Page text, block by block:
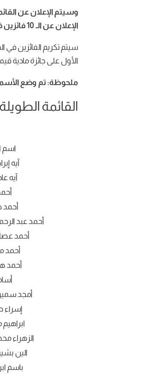
الإعلان عن الـ 10 فائزين في حفل توزيع جوائز iRead AWARDS.
سيتم تكريم الفائزين
الأول على جائزة مادية قيمتها 25,000 جنيهًا
ملحوظة: تم وضع
القائمة
اسم
آيه
آيه
أحمد
أحمد عبد
أحمد
أحمد
أحمد
أمجد سمير
الزهراء
الين
باسم